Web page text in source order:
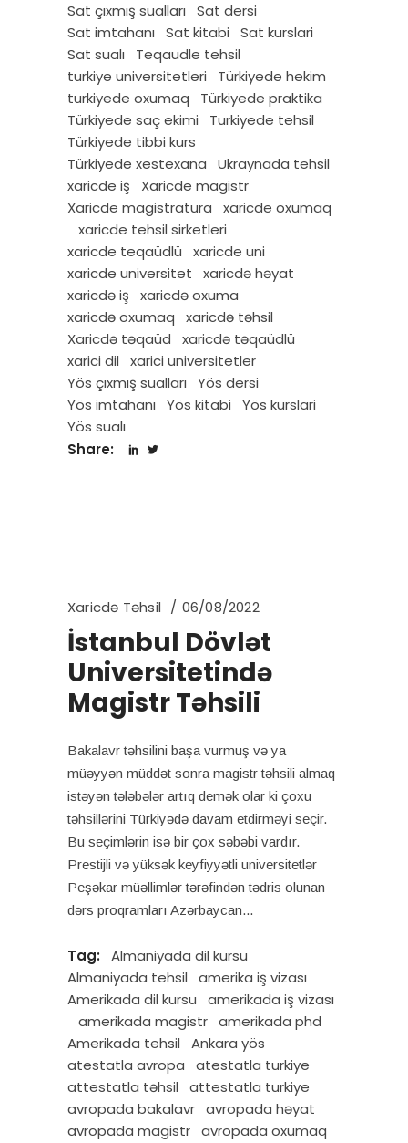
Sat çıxmış sualları
Sat dersi
Sat imtahanı
Sat kitabi
Sat kurslari
Sat sualı
Teqaudle tehsil
turkiye universitetleri
Türkiyede hekim
turkiyede oxumaq
Türkiyede praktika
Türkiyede saç ekimi
Turkiyede tehsil
Türkiyede tibbi kurs
Türkiyede xestexana
Ukraynada tehsil
xaricde iş
Xaricde magistr
Xaricde magistratura
xaricde oxumaq
xaricde tehsil sirketleri
xaricde teqaüdlü
xaricde uni
xaricde universitet
xaricdə həyat
xaricdə iş
xaricdə oxuma
xaricdə oxumaq
xaricdə təhsil
Xaricdə təqaüd
xaricdə təqaüdlü
xarici dil
xarici universitetler
Yös çıxmış sualları
Yös dersi
Yös imtahanı
Yös kitabi
Yös kurslari
Yös sualı
Share:
Xaricdə Təhsil 06/08/2022
İstanbul Dövlət
Universitetində
Magistr Təhsili
Bakalavr təhsilini başa vurmuş və ya
müəyyən müddət sonra magistr təhsili almaq
istəyən tələbələr artıq demək olar ki çoxu
təhsillərini Türkiyədə davam etdirməyi seçir.
Bu seçimlərin isə bir çox səbəbi vardır.
Prestijli və yüksək keyfiyyətli universitetlər
Peşəkar müəllimlər tərəfindən tədris olunan
dərs proqramları Azərbaycan
Tag:
Almaniyada dil kursu
Almaniyada tehsil
amerika iş vizası
Amerikada dil kursu
amerikada iş vizası
amerikada magistr amerikada phd
Amerikada tehsil
Ankara yös
atestatla avropa
atestatla turkiye
attestatla təhsil
attestatla turkiye
avropada bakalavr avropada həyat
avropada magistr avropada oxumaq